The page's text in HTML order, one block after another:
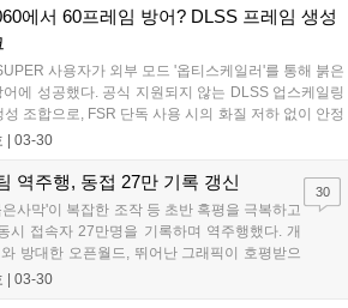
에서 60프레임 방어? DLSS 프레임 생성
사용자가 외부 모드 '옵티스케일러'를 통해 붉은
에 성공했다. 공식 지원되지 않는 DLSS 업스케일링
조합으로, FSR 단독 사용 시의 화질 저하 없이 안정
보한 실험 결과를 공개한다....
03-30
역주행, 동접 27만 기록 갱신
사막'이 복잡한 조작 등 초반 혹평을 극복하고
시 접속자 27만명을 기록하며 역주행했다. 개
방대한 오픈월드, 뛰어난 그래픽이 호평받으
로 변했다....
03-30
30